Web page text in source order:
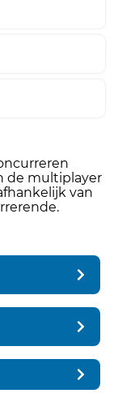
de multiplayer
van